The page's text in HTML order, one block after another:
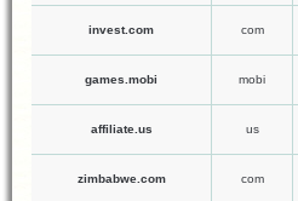
invest.com com
games.mobi mobi
affiliate.us us
zimbabwe.com com